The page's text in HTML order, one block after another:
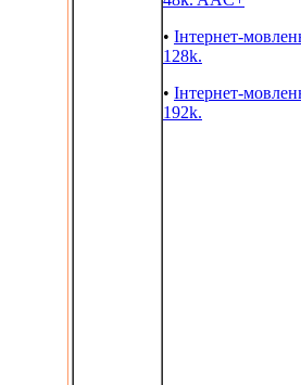
• Інтернет-
128k.
• Інтернет-
192k.